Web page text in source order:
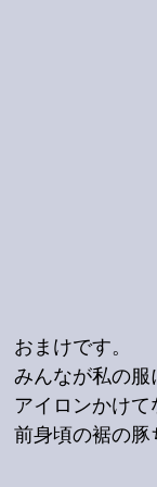
おまけです。
みんなが私の
アイロンかけて
前身頃の裾の豚